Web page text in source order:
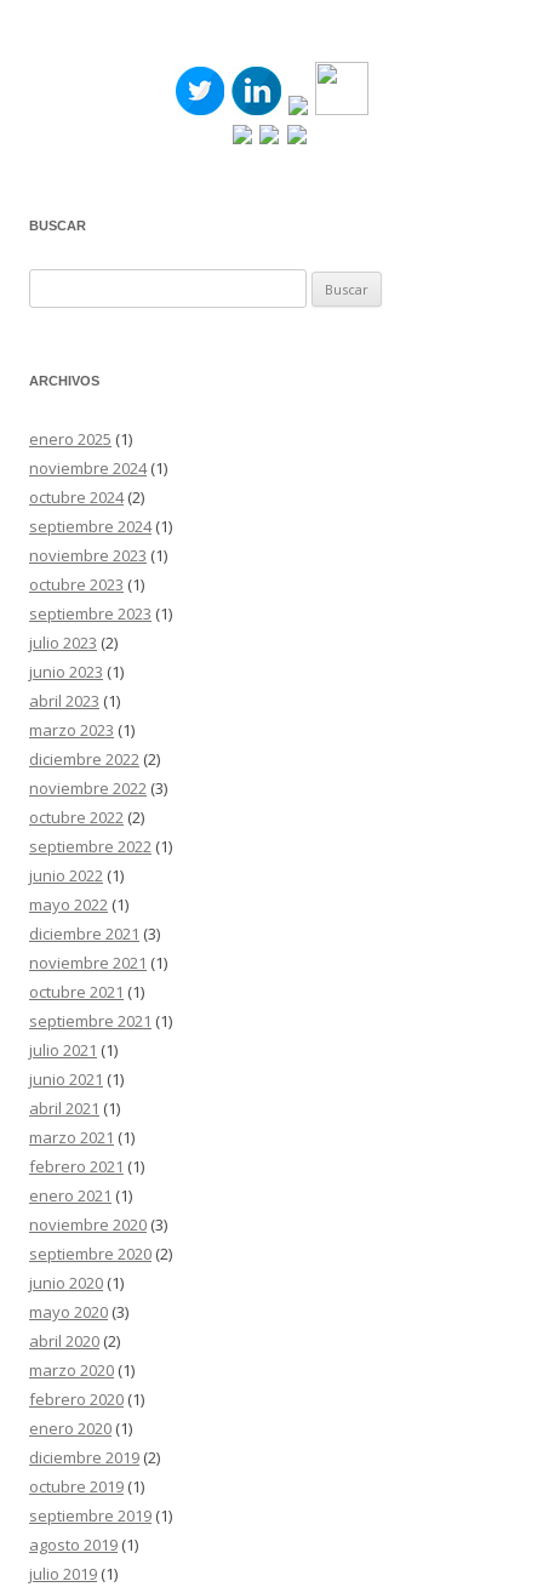
BUSCAR
ARCHIVOS
enero 2025 (1)
noviembre 2024(1)
octubre 2024(2)
septiembre 2024(1)
noviembre 2023 (1)
octubre 2023 (1)
septiembre 2023 (1)
julio 2023 (2)
junio 2023 (1)
abril 2023 (1)
marzo 2023 (1)
diciembre 2022 (2)
noviembre 2022 (3)
octubre 2022 (2)
septiembre 2022 (1)
junio 2022 (1)
mayo 2022 (1)
diciembre 2021 (3)
noviembre 2021 (1)
octubre 2021 (1)
septiembre 2021 (1)
julio 2021 (1)
junio 2021 (1)
abril 2021 (1)
marzo 2021 (1)
febrero 2021 (1)
enero 2021 (1)
noviembre 2020 (3)
septiembre 2020 (2)
junio 2020 (1)
mayo 2020 (3)
abril 2020 (2)
marzo 2020 (1)
febrero 2020 (1)
enero 2020 (1)
diciembre 2019 (2)
octubre 2019 (1)
septiembre 2019 (1)
agosto 2019 (1)
julio 2019 (1)